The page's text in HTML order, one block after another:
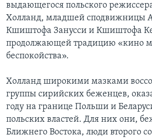
выдающегося польского
Холланд, младшей сподвижницы
Кшиштофа Занусси и Кшиштофа
продолжающей традицию «кино
беспокойства».
Холланд широкими мазками
группы сирийских беженцев,
году на границе Польши и
польских властей. Для них они,
Ближнего Востока, люди второго